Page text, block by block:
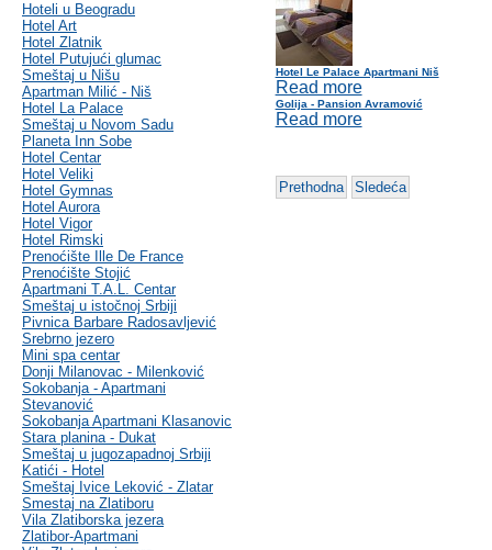
Hoteli u Beogradu
Hotel Art
Hotel Zlatnik
Hotel Putujući glumac
Smeštaj u Nišu
Apartman Milić - Niš
Hotel La Palace
Smeštaj u Novom Sadu
Planeta Inn Sobe
Hotel Centar
Hotel Veliki
Hotel Gymnas
Hotel Aurora
Hotel Vigor
Hotel Rimski
Prenoćište Ille De France
Prenoćište Stojić
Apartmani T.A.L. Centar
Smeštaj u istočnoj Srbiji
Pivnica Barbare Radosavljević
Srebrno jezero
Mini spa centar
Donji Milanovac - Milenković
Sokobanja - Apartmani
Stevanović
Sokobanja Apartmani Klasanovic
Stara planina - Dukat
Smeštaj u jugozapadnoj Srbiji
Katići - Hotel
Smeštaj Ivice Leković - Zlatar
Smestaj na Zlatiboru
Vila Zlatiborska jezera
Zlatibor-Apartmani
Hotel Le Palace Apartmani Niš
Read more
Golija - Pansion Avramović
Read more
Prethodna Sledeća